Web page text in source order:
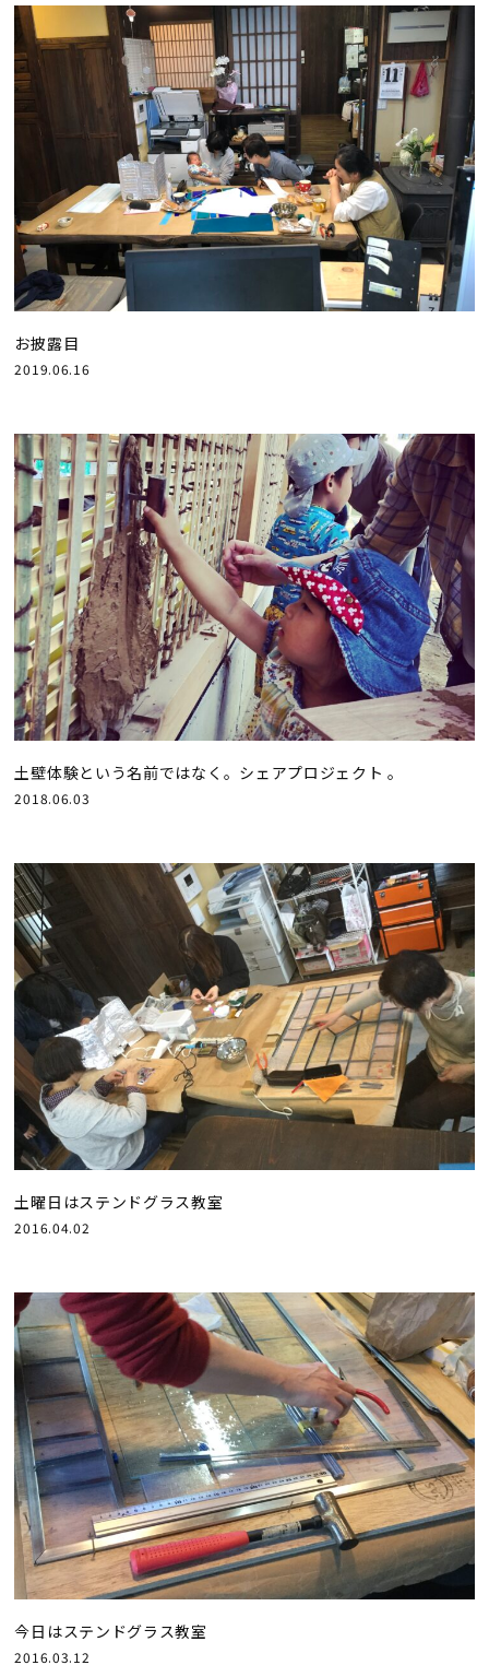
お披露目
2019.06.16
土壁体験という名前ではなく。シェアプロジェクト 。
2018.06.03
土曜日はステンドグラス教室
2016.04.02
今日はステンドグラス教室
2016.03.12